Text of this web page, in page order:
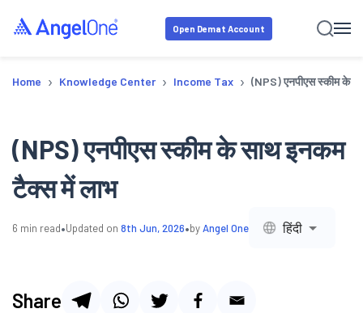
Open Demat Account
Home › Knowledge Center › Income Tax › (NPS) एनपीएस स्कीम के
(NPS) एनपीएस स्कीम के साथ इनकम
टैक्स में लाभ
6 min read•Updated on 8th Jun, 2026•byAngel One हिंदी
Share